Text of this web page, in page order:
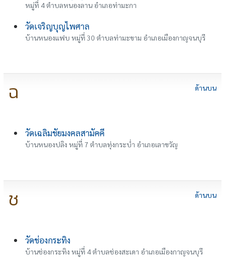
หมู่ที่ 4 ตำบลหนองลาน อำเภอท่ามะกา
วัดเจริญบุญไพศาล
บ้านหนองแฟบ หมู่ที่ 30 ตำบลท่ามะขาม อำเภอเมืองกาญจนบุรี
ด้านบน
ฉ
วัดเฉลิมชัยมงคลสามัคคี
บ้านหนองปลิง หมู่ที่ 7 ตำบลทุ่งกระบ่ำ อำเภอเลาขวัญ
ด้านบน
ช
วัดช่องกระทิง
บ้านช่องกระทิง หมู่ที่ 4 ตำบลช่องสะเดา อำเภอเมืองกาญจนบุรี